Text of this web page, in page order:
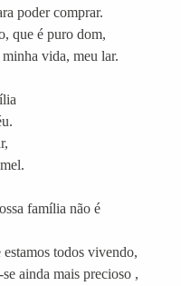
poder comprar.
que é puro dom,
vida, meu lar.
família não é
estamos todos vivendo,
ainda mais precioso ,